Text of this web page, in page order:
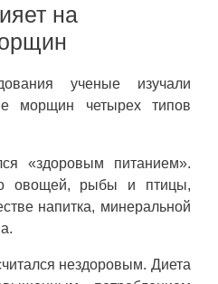
на
ученые изучали
морщин четырех типов
«здоровым питанием».
овощей, рыбы и птицы,
напитка, минеральной
нездоровым. Диета